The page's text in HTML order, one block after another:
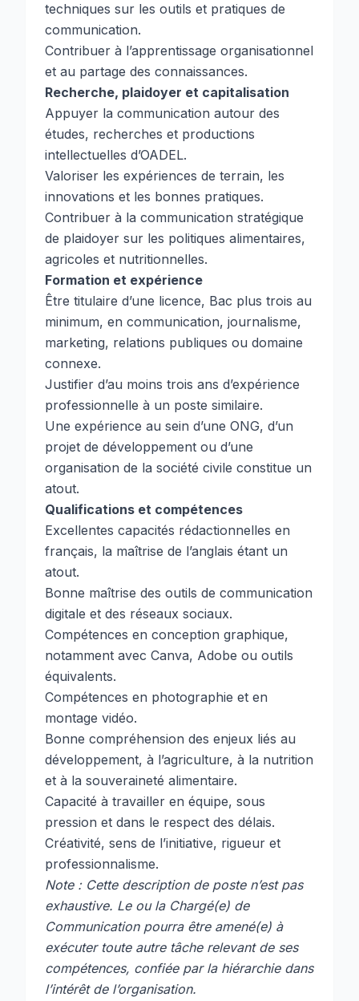
techniques sur les outils et pratiques de
communication.
Contribuer à l’apprentissage organisationnel
et au partage des connaissances.
Recherche, plaidoyer et capitalisation
Appuyer la communication autour des
études, recherches et productions
intellectuelles d’OADEL.
Valoriser les expériences de terrain, les
innovations et les bonnes pratiques.
Contribuer à la communication stratégique
de plaidoyer sur les politiques alimentaires,
agricoles et nutritionnelles.
Formation et expérience
Être titulaire d’une licence, Bac plus trois au
minimum, en communication, journalisme,
marketing, relations publiques ou domaine
connexe.
Justifier d’au moins trois ans d’expérience
professionnelle à un poste similaire.
Une expérience au sein d’une ONG, d’un
projet de développement ou d’une
organisation de la société civile constitue un
atout.
Qualifications et compétences
Excellentes capacités rédactionnelles en
français, la maîtrise de l’anglais étant un
atout.
Bonne maîtrise des outils de communication
digitale et des réseaux sociaux.
Compétences en conception graphique,
notamment avec Canva, Adobe ou outils
équivalents.
Compétences en photographie et en
montage vidéo.
Bonne compréhension des enjeux liés au
développement, à l’agriculture, à la nutrition
et à la souveraineté alimentaire.
Capacité à travailler en équipe, sous
pression et dans le respect des délais.
Créativité, sens de l’initiative, rigueur et
professionnalisme.
Note : Cette description de poste n’est pas
exhaustive. Le ou la Chargé(e) de
Communication pourra être amené(e) à
exécuter toute autre tâche relevant de ses
compétences, confiée par la hiérarchie dans
l’intérêt de l’organisation.